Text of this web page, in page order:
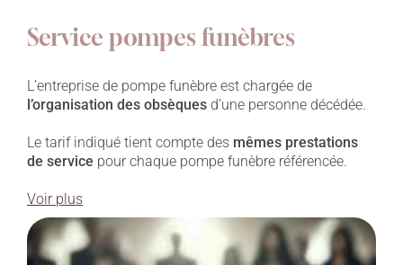
Service pompes funèbres
L’entreprise de pompe funèbre est chargée de
l’organisation des obsèques d’une personne décédée.
Le tarif indiqué tient compte des mêmes prestations
de service pour chaque pompe funèbre référencée.
Voir plus